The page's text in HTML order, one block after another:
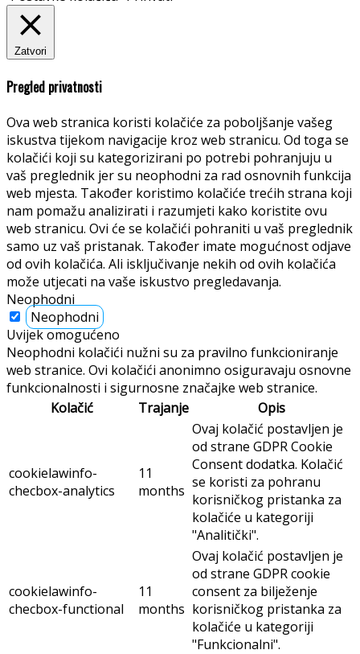
Zatvori
Pregled privatnosti
Ova web stranica koristi kolačiće za poboljšanje vašeg
iskustva tijekom navigacije kroz web stranicu. Od toga se
kolačići koji su kategorizirani po potrebi pohranjuju u
vaš preglednik jer su neophodni za rad osnovnih funkcija
web mjesta. Također koristimo kolačiće trećih strana koji
nam pomažu analizirati i razumjeti kako koristite ovu
web stranicu. Ovi će se kolačići pohraniti u vaš preglednik
samo uz vaš pristanak. Također imate mogućnost odjave
od ovih kolačića. Ali isključivanje nekih od ovih kolačića
može utjecati na vaše iskustvo pregledavanja.
Neophodni
Neophodni
Uvijek omogućeno
Neophodni kolačići nužni su za pravilno funkcioniranje
web stranice. Ovi kolačići anonimno osiguravaju osnovne
funkcionalnosti i sigurnosne značajke web stranice.
Kolačić
Trajanje Opis
cookielawinfo-
checbox-analytics
11
months
Ovaj kolačić postavljen je
od strane GDPR Cookie
Consent dodatka. Kolačić
se koristi za pohranu
korisničkog pristanka za
kolačiće u kategoriji
"Analitički".
cookielawinfo-
checbox-functional
11
months
Ovaj kolačić postavljen je
od strane GDPR cookie
consent za bilježenje
korisničkog pristanka za
kolačiće u kategoriji
"Funkcionalni".